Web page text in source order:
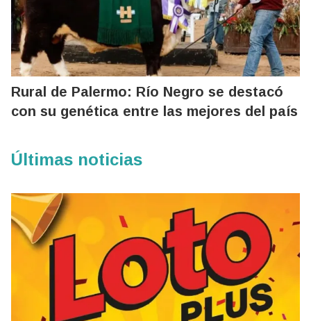
Rural de Palermo: Río Negro se destacó
con su genética entre las mejores del país
Últimas noticias